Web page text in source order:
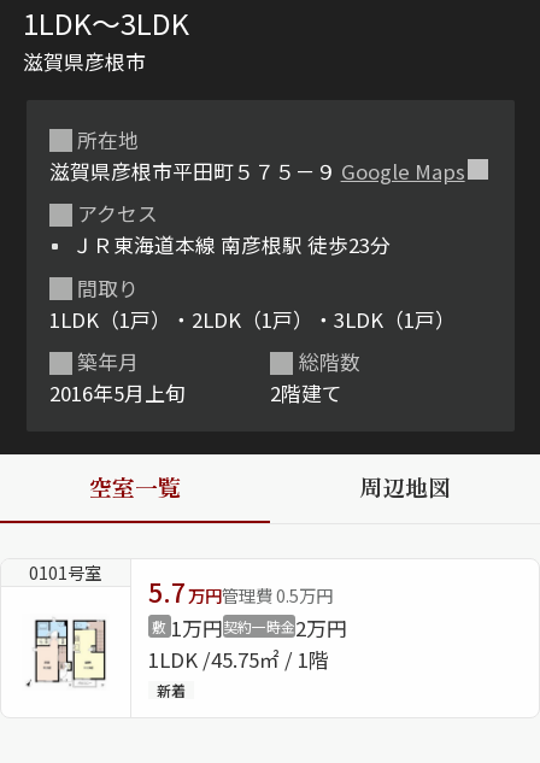
シャーメゾンとは
シャーメゾンセレクショ
ルームツアー 動画ギャラリー
ShaMaison STYLE
シャーメゾンショップを探す
らくらく内見
1LDK〜3LDK
滋賀県彦根市
所在地
滋賀県彦根市平田町５７５－９ Google Maps
アクセス
ＪＲ東海道本線 南彦根駅 徒歩23分
築年月
2016年5月上旬
間取り
1LDK（1戸）・2LDK（1戸）・3LDK（1戸）
総階数
2階建て
空室一覧 周辺地図
0101号室
5.7万円管理費 0.5万円
敷 1万円契約一時金2万円
1LDK 45.75㎡ / 1階
新着